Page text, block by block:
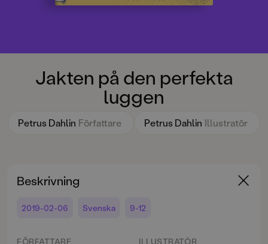
Jakten på den perfekta
luggen
Petrus Dahlin Författare Petrus Dahlin Illustratör
Beskrivning
2019-02-06 Svenska 9-12
FÖRFATTARE ILLUSTRATÖR